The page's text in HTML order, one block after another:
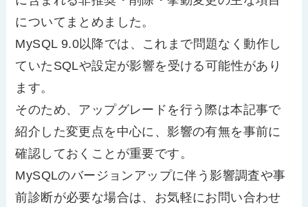
についてまとめました。
MySQL 9.0以降では、これまで問題なく動作し
ていたSQLや設定が影響を受ける可能性があり
ます。
そのため、アップグレードを行う際は本記事で
紹介した変更点を中心に、影響の有無を事前に
確認しておくことが重要です。
MySQLのバージョンアップに伴う影響調査や事
前診断が必要な場合は、お気軽にお問い合わせ